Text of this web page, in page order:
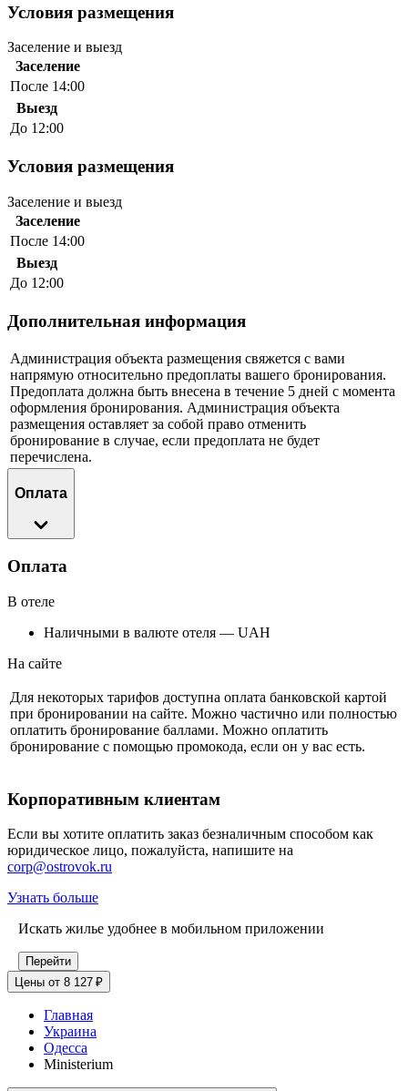
Условия размещения
Заселение и выезд
Заселение
После 14:00
Выезд
До 12:00
Условия размещения
Заселение и выезд
Заселение
После 14:00
Выезд
До 12:00
Дополнительная информация
Администрация объекта размещения свяжется с вами
напрямую относительно предоплаты вашего бронирования.
Предоплата должна быть внесена в течение 5 дней с момента
оформления бронирования. Администрация объекта
размещения оставляет за собой право отменить
бронирование в случае, если предоплата не будет
перечислена.
Оплата
Оплата
В отеле
Наличными в валюте отеля — UAH
На сайте
Для некоторых тарифов доступна оплата банковской картой
при бронировании на сайте. Можно частично или полностью
оплатить бронирование баллами. Можно оплатить
бронирование с помощью промокода, если он у вас есть.
Корпоративным клиентам
Если вы хотите оплатить заказ безналичным способом как
юридическое лицо, пожалуйста, напишите на
corp@ostrovok.ru
Узнать больше
Искать жилье удобнее в мобильном приложении
Перейти
Цены от 8 127 ₽
Главная
Украина
Одесса
Ministerium